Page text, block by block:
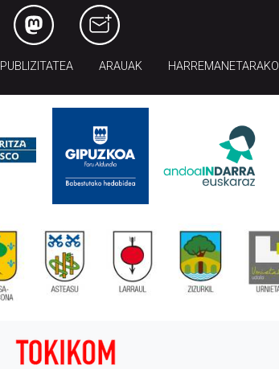
PUBLIZITATEA ARAUAK HARREMANETARAKO